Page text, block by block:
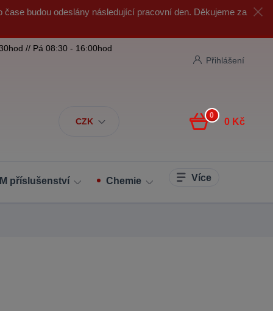
budou odeslány následující pracovní den. Děkujeme za
CZK
Přihlášení
// Pá 08:30 - 16:00hod
0
0 Kč
příslušenství Chemie Více